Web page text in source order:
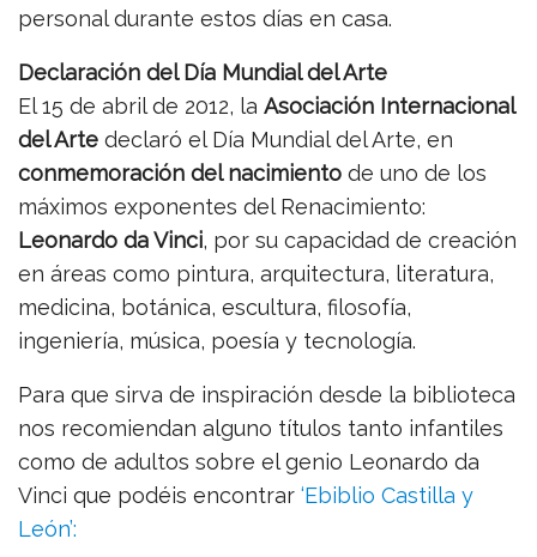
personal durante estos días en casa.
Declaración del Día Mundial del Arte
El 15 de abril de 2012, la Asociación Internacional
del Arte declaró el Día Mundial del Arte, en
conmemoración del nacimiento de uno de los
máximos exponentes del Renacimiento:
Leonardo da Vinci, por su capacidad de creación
en áreas como pintura, arquitectura, literatura,
medicina, botánica, escultura, filosofía,
ingeniería, música, poesía y tecnología.
Para que sirva de inspiración desde la biblioteca
nos recomiendan alguno títulos tanto infantiles
como de adultos sobre el genio Leonardo da
Vinci que podéis encontrar ‘Ebiblio Castilla y
León’: